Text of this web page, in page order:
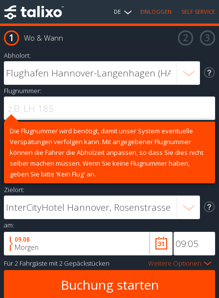
DE EINLOGGEN SELF SERVICE
Wo & Wann
Abholort:
Flugnummer:
Die Flugnummer wird benötigt, damit unser System eventuelle
Verspätungen verfolgen kann. Mit angegebener Flugnummer
können die Fahrer die Abholzeit anpassen, so dass Sie dies nicht
selber machen müssen. Wenn Sie keine Flugnummer haben,
geben Sie bitte 'Kein Flug' an.
Zielort:
am:
09.08
Morgen
Für2 Fahrgäste mit2 Gepäckstücken Weitere Optionen